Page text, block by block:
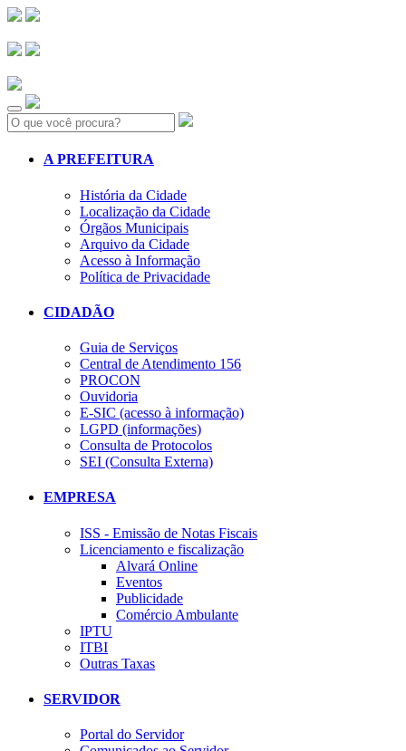
Search:
A PREFEITURA
História da Cidade
Localização da Cidade
Órgãos Municipais
Arquivo da Cidade
Acesso à Informação
Política de Privacidade
CIDADÃO
Guia de Serviços
Central de Atendimento 156
PROCON
Ouvidoria
E-SIC (acesso à informação)
LGPD (informações)
Consulta de Protocolos
SEI (Consulta Externa)
EMPRESA
ISS - Emissão de Notas Fiscais
Licenciamento e fiscalização
Alvará Online
Eventos
Publicidade
Comércio Ambulante
IPTU
ITBI
Outras Taxas
SERVIDOR
Portal do Servidor